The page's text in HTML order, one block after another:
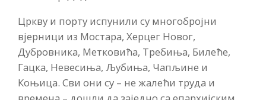
Цркву и порту испунили су многобројни
вјерници из Мостара, Херцег Новог,
Дубровника, Метковића, Требиња, Билеће,
Гацка, Невесиња, Љубиња, Чапљине и
Коњица. Сви они су – не жалећи труда и